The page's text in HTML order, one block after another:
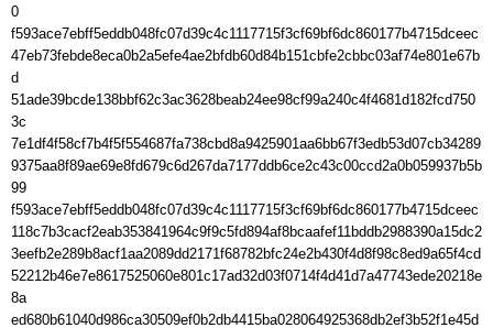
0
f593ace7ebff5eddb048fc07d39c4c1117715f3cf69bf6dc860177b4715dceec
47eb73febde8eca0b2a5efe4ae2bfdb60d84b151cbfe2cbbc03af74e801e67b
d
51ade39bcde138bbf62c3ac3628beab24ee98cf99a240c4f4681d182fcd750
3c
7e1df4f58cf7b4f5f554687fa738cbd8a9425901aa6bb67f3edb53d07cb34289
9375aa8f89ae69e8fd679c6d267da7177ddb6ce2c43c00ccd2a0b059937b5b
99
f593ace7ebff5eddb048fc07d39c4c1117715f3cf69bf6dc860177b4715dceec
118c7b3cacf2eab353841964c9f9c5fd894af8bcaafef11bddb2988390a15dc2
3eefb2e289b8acf1aa2089dd2171f68782bfc24e2b430f4d8f98c8ed9a65f4cd
52212b46e7e8617525060e801c17ad32d03f0714f4d41d7a47743ede20218e
8a
ed680b61040d986ca30509ef0b2db4415ba028064925368db2ef3b52f1e45d